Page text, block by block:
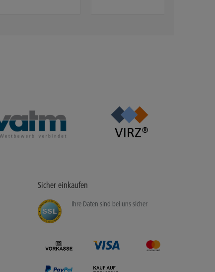
Sicher einkaufen
D
A
TENSIC HERHE
I
T
D
ATENSICHERHEI
T Ihre Daten sind bei uns sicher